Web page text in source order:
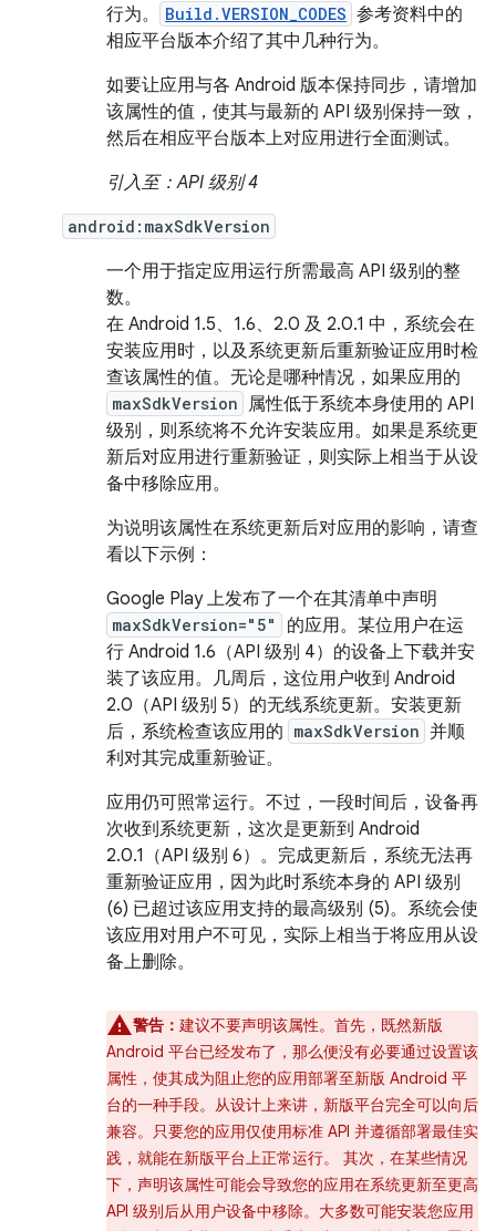
行为。
Build.VERSION_CODES 参考资料中的
相应平台版本介绍了其中几种行为。
如要让应用与各 Android 版本保持同步，请增加
该属性的值，使其与最新的 API 级别保持一致，
然后在相应平台版本上对应用进行全面测试。
引入至：API 级别 4
android:maxSdkVersion
一个用于指定应用运行所需最高 API 级别的整
数。
在 Android 1.5、1.6、2.0 及 2.0.1 中，系统会在
安装应用时，以及系统更新后重新验证应用时检
查该属性的值。无论是哪种情况，如果应用的
maxSdkVersion 属性低于系统本身使用的 API
级别，则系统将不允许安装应用。如果是系统更
新后对应用进行重新验证，则实际上相当于从设
备中移除应用。
为说明该属性在系统更新后对应用的影响，请查
看以下示例：
Google Play 上发布了一个在其清单中声明
maxSdkVersion="5"
的应用。某位用户在运
行 Android 1.6（API 级别 4）的设备上下载并安
装了该应用。几周后，这位用户收到 Android
2.0（API 级别 5）的无线系统更新。安装更新
后，系统检查该应用的 maxSdkVersion 并顺
利对其完成重新验证。
应用仍可照常运行。不过，一段时间后，设备再
次收到系统更新，这次是更新到 Android
2.0.1（API 级别 6）。完成更新后，系统无法再
重新验证应用，因为此时系统本身的 API 级别
(6) 已超过该应用支持的最高级别 (5)。系统会使
该应用对用户不可见，实际上相当于将应用从设
备上删除。
警告： 建议不要声明该属性。首先，既然新版
Android 平台已经发布了，那么便没有必要通过设置该
属性，使其成为阻止您的应用部署至新版 Android 平
台的一种手段。从设计上来讲，新版平台完全可以向后
兼容。只要您的应用仅使用标准 API 并遵循部署最佳实
践，就能在新版平台上正常运行。 其次，在某些情况
下，声明该属性可能会导致您的应用在系统更新至更高
API 级别后从用户设备中移除。大多数可能安装您应用